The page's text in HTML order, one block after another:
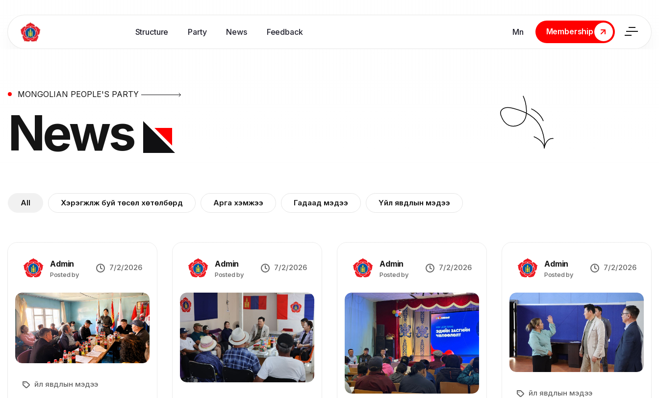
Structure Party News Feedback Мn
Membership
Membership
MONGOLIAN PEOPLE'S PARTY
News
All Хэрэгжүүлж буй төсөл хөтөлбөрүүд Арга хэмжээ Гадаад мэдээ Үйл явдлын мэдээ
Admin
Posted by
7/2/2026
Үйл явдлын мэдээ
Admin
Posted by
7/2/2026 Admin
Posted by
7/2/2026 Admin
Posted by
7/2/2026
Үйл явдлын мэдээ